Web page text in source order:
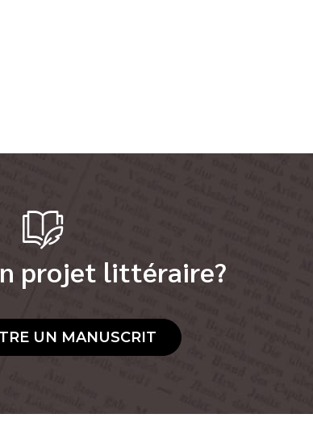
projet littéraire?
UN MANUSCRIT